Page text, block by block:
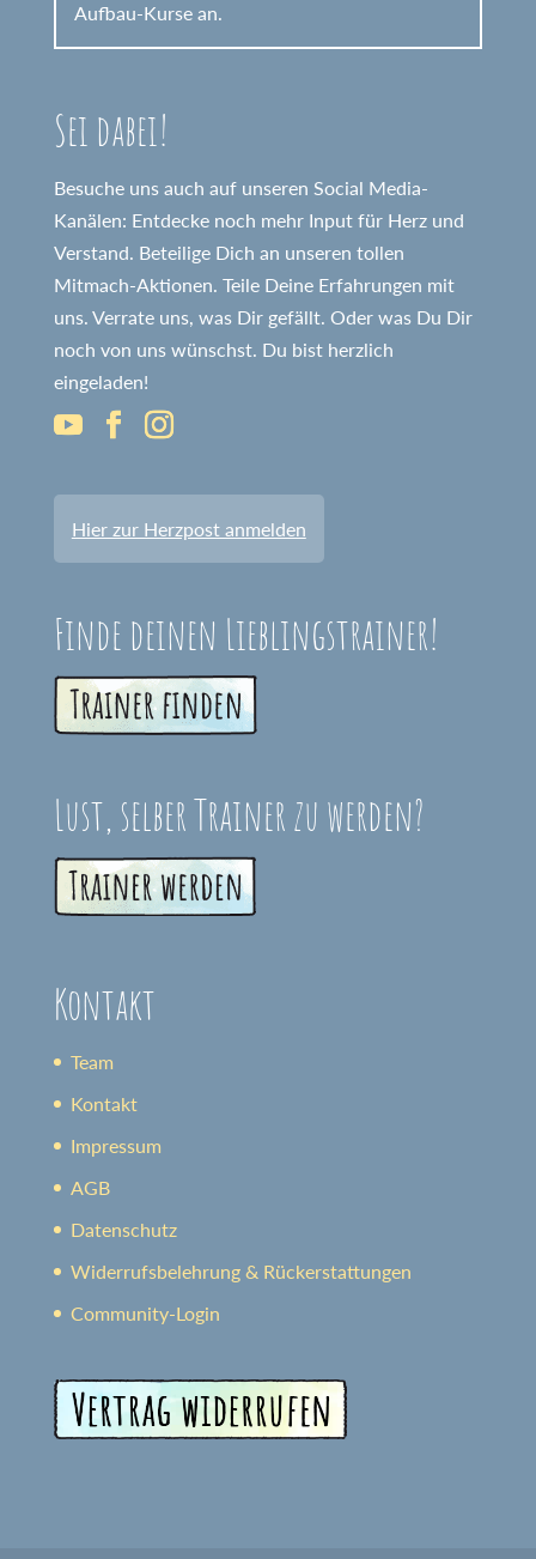
Aufbau-Kurse an.
Sei dabei!
Besuche uns auch auf unseren Social Media-
Kanälen: Entdecke noch mehr Input für Herz und
Verstand. Beteilige Dich an unseren tollen
Mitmach-Aktionen. Teile Deine Erfahrungen mit
uns. Verrate uns, was Dir gefällt. Oder was Du Dir
noch von uns wünschst. Du bist herzlich
eingeladen!
Hier zur Herzpost anmelden
Finde deinen Lieblingstrainer!
Lust, selber Trainer zu werden?
Kontakt
Team
Kontakt
Impressum
AGB
Datenschutz
Widerrufsbelehrung & Rückerstattungen
Community-Login